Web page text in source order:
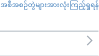
အစီအစဉ်တွဲများအားလုံးကြည့်ရှုရန်